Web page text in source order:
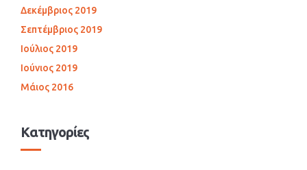
Δεκέμβριος 2019
Σεπτέμβριος 2019
Ιούλιος 2019
Ιούνιος 2019
Μάιος 2016
Kατηγορίες